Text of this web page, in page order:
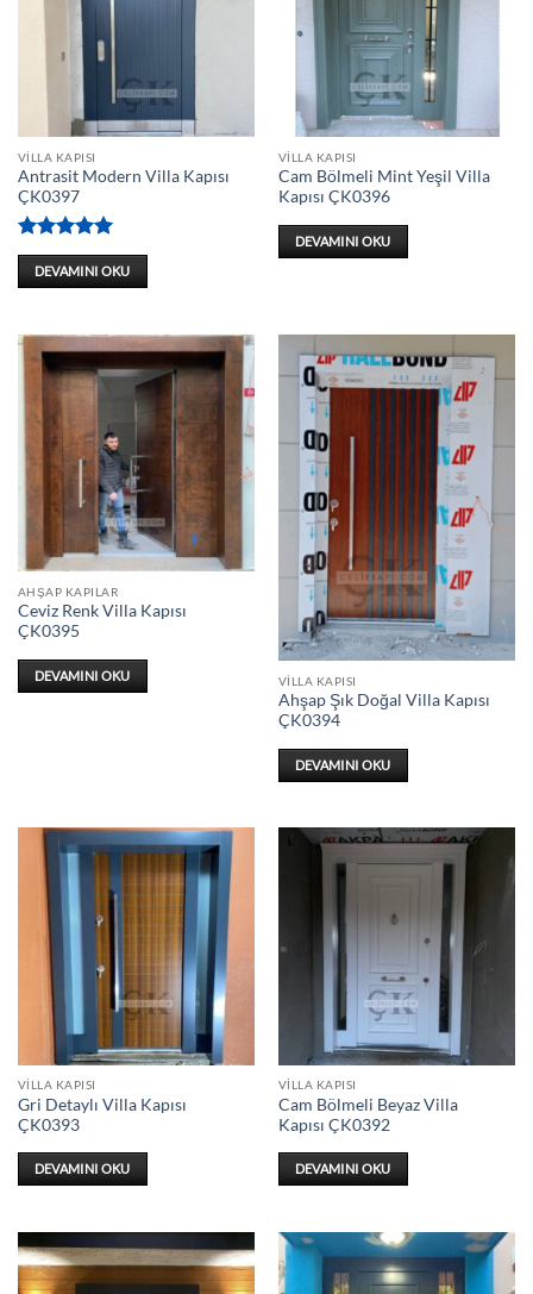
VILLA KAPISI
Antrasit Modern Villa Kapısı
ÇK0397
5 üzerinden
5oy aldı
DEVAMINI OKU
VILLA KAPISI
Cam Bölmeli Mint Yeşil Villa
Kapısı ÇK0396
DEVAMINI OKU
AHŞAP KAPILAR
Ceviz Renk Villa Kapısı
ÇK0395
DEVAMINI OKU VILLA KAPISI
Ahşap Şık Doğal Villa Kapısı
ÇK0394
DEVAMINI OKU
VILLA KAPISI
Gri Detaylı Villa Kapısı
ÇK0393
DEVAMINI OKU
VILLA KAPISI
Cam Bölmeli Beyaz Villa
Kapısı ÇK0392
DEVAMINI OKU